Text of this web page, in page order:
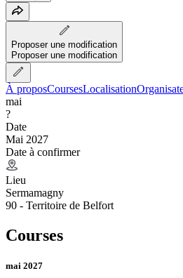
Proposer une modification
Proposer une modification
À proposCoursesLocalisation
mai
?
Date
Mai 2027
Date à confirmer
Lieu
Sermamagny
90 - Territoire de Belfort
Courses
mai 2027